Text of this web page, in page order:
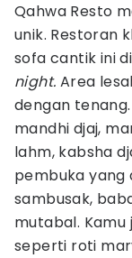
Qahwa Resto
unik. Restoran
sofa cantik ini
night. Area
dengan
mandhi djaj,
lahm, kabsha
pembuka yang
sambusak,
mutabal.
seperti roti